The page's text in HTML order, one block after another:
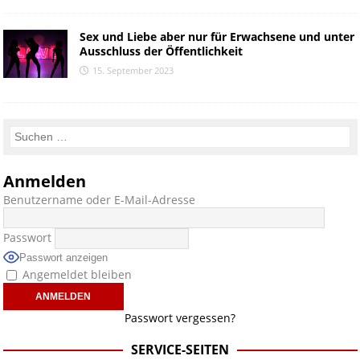
Sex und Liebe aber nur für Erwachsene und unter
Ausschluss der Öffentlichkeit
15. September 2023
Anmelden
Benutzername oder E-Mail-Adresse
Passwort
Passwort anzeigen
Angemeldet bleiben
Passwort vergessen?
SERVICE-SEITEN